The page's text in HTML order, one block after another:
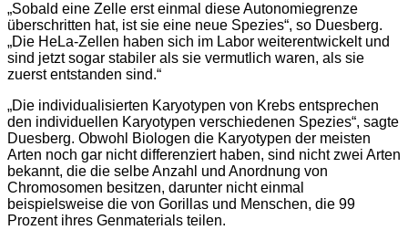
„Sobald eine Zelle erst einmal diese Autonomiegrenze
überschritten hat, ist sie eine neue Spezies“, so Duesberg.
„Die HeLa-Zellen haben sich im Labor weiterentwickelt und
sind jetzt sogar stabiler als sie vermutlich waren, als sie
zuerst entstanden sind.“
„Die individualisierten Karyotypen von Krebs entsprechen
den individuellen Karyotypen verschiedenen Spezies“, sagte
Duesberg. Obwohl Biologen die Karyotypen der meisten
Arten noch gar nicht differenziert haben, sind nicht zwei Arten
bekannt, die die selbe Anzahl und Anordnung von
Chromosomen besitzen, darunter nicht einmal
beispielsweise die von Gorillas und Menschen, die 99
Prozent ihres Genmaterials teilen.